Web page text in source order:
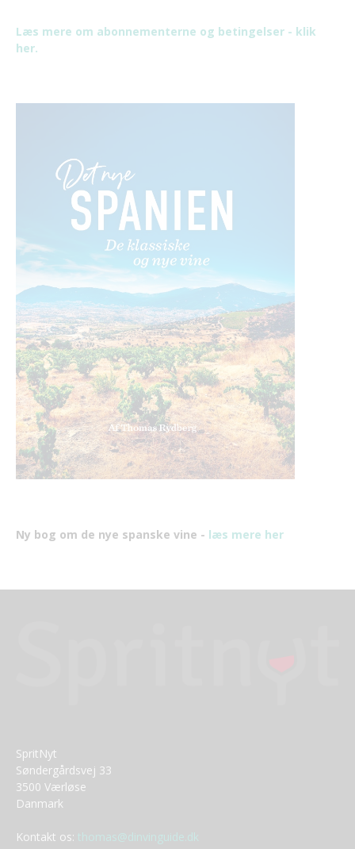
Læs mere om abonnementerne og betingelser - klik
her.
Ny bog om de nye spanske vine - læs mere her
SpritNyt
Søndergårdsvej 33
3500 Værløse
Danmark
Kontakt os: